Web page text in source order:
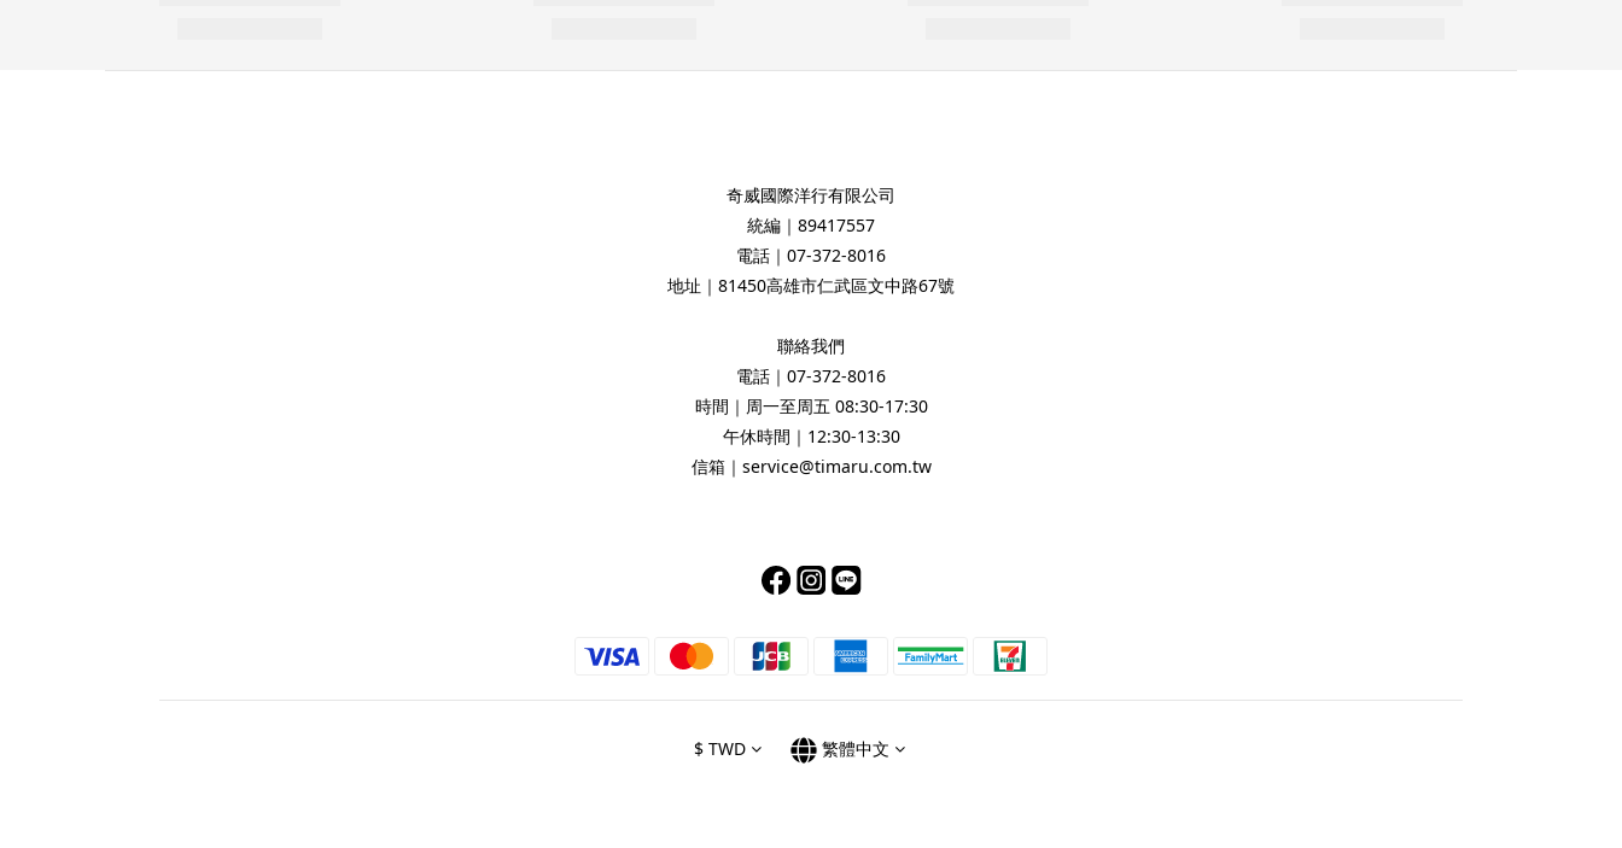
奇威國際洋行有限公司
統編｜89417557
電話｜07-372-8016
地址｜81450高雄市仁武區文中路67號
聯絡我們
電話｜07-372-8016
時間｜周一至周五 08:30-17:30
午休時間｜12:30-13:30
信箱｜service@timaru.com.tw
$ TWD 繁體中文